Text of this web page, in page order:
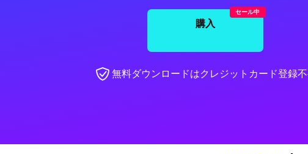
購入
セール中
無料ダウンロードはクレジットカード登録